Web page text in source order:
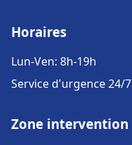
Horaires
Lun-Ven: 8h-19h
Service d'urgence 24/7
Zone intervention